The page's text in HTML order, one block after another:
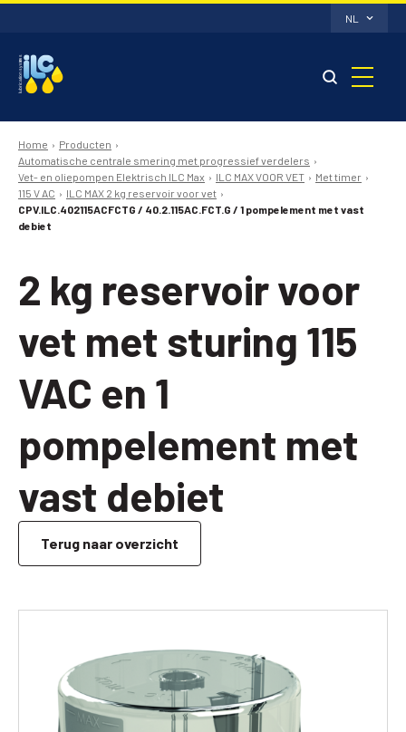
NL
Home
Producten
Automatische centrale smering met progressief verdelers
Vet- en oliepompen Elektrisch ILC Max
ILC MAX VOOR VET
Met timer
115 V AC
ILC MAX 2 kg reservoir voor vet
CPV.ILC.402115ACFCTG / 40.2.115AC.FCT.G / 1 pompelement met vast
debiet
2 kg reservoir voor
vet met sturing 115
VAC en 1
pompelement met
vast debiet
Terug naar overzicht